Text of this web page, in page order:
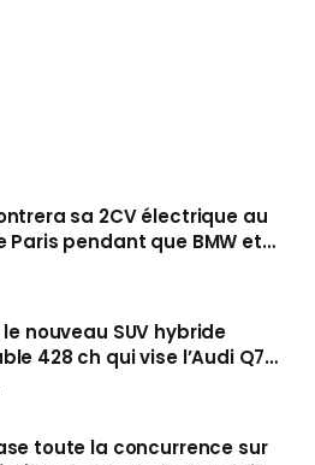
sa 2CV électrique au
Paris pendant que BMW et
le salon
nouveau SUV hybride
428 ch qui vise l’Audi Q7
cet automne
toute la concurrence sur